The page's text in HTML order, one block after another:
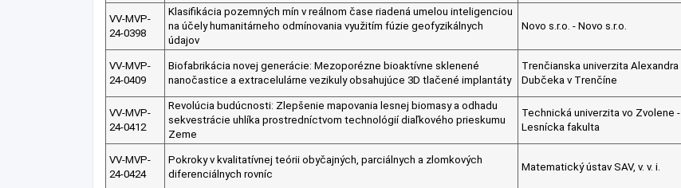
VV-MVP-
24-0398
Klasifikácia pozemných mín v reálnom čase riadená umelou inteligenciou
na účely humanitárneho odmínovania využitím fúzie geofyzikálnych
údajov
Novo s.r.o. - Novo s.r.o.
VV-MVP-
24-0409
Biofabrikácia novej generácie: Mezoporézne bioaktívne sklenené
nanočastice a extracelulárne vezikuly obsahujúce 3D tlačené implantáty
Trenčianska univerzita Alexandra
Dubčeka v Trenčíne
VV-MVP-
24-0412
Revolúcia budúcnosti: Zlepšenie mapovania lesnej biomasy a odhadu
sekvestrácie uhlíka prostredníctvom technológií diaľkového prieskumu
Zeme
Technická univerzita vo Zvolene -
Lesnícka fakulta
VV-MVP-
24-0424
Pokroky v kvalitatívnej teórii obyčajných, parciálnych a zlomkových
diferenciálnych rovníc
Matematický ústav SAV, v. v. i.